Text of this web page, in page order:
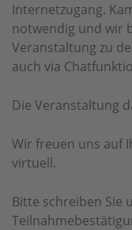
Internetzugang.
notwendig und wir
Veranstaltung zu
auch via
Die Veranstaltung
Wir freuen uns auf
virtuell.
Bitte schreiben Sie